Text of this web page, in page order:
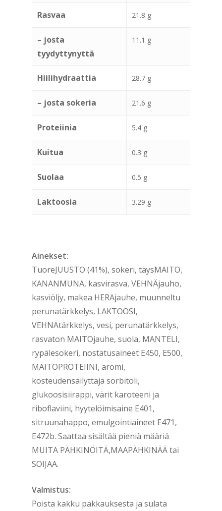
Rasvaa 21.8 g
– josta
tyydyttynyttä
11.1 g
Hiilihydraattia 28.7 g
– josta sokeria 21.6 g
Proteiinia 5.4 g
Kuitua 0.3 g
Suolaa 0.5 g
Laktoosia 3.29 g
Ainekset:
TuoreJUUSTO (41%), sokeri, täysMAITO,
KANANMUNA, kasvirasva, VEHNÄjauho,
kasviöljy, makea HERAjauhe, muunneltu
perunatärkkelys, LAKTOOSI,
VEHNÄtärkkelys, vesi, perunatärkkelys,
rasvaton MAITOjauhe, suola, MANTELI,
rypälesokeri, nostatusaineet E450, E500,
MAITOPROTEIINI, aromi,
kosteudensäilyttäjä sorbitoli,
glukoosisiirappi, värit karoteeni ja
riboflaviini, hyytelöimisaine E401,
sitruunahappo, emulgointiaineet E471,
E472b. Saattaa sisältää pieniä määriä
MUITA PÄHKINÖITÄ,MAAPÄHKINÄÄ tai
SOIJAA.
Valmistus:
Poista kakku pakkauksesta ja sulata